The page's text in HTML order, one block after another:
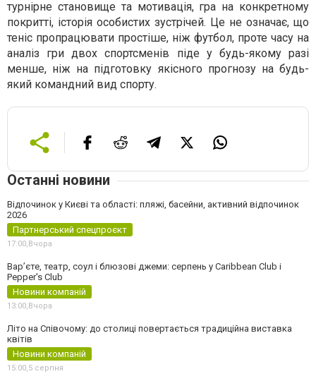
турнірне становище та мотивація, гра на конкретному
покритті, історія особистих зустрічей. Це не означає, що
теніс пропрацювати простіше, ніж футбол, проте часу на
аналіз гри двох спортсменів піде у будь-якому разі
менше, ніж на підготовку якісного прогнозу на будь-
який командний вид спорту.
Останні новини
Відпочинок у Києві та області: пляжі, басейни, активний відпочинок
2026
Партнерський спецпроєкт
17:00,Вчора
Вар’єте, театр, соул і блюзові джеми: серпень у Caribbean Club і
Pepper's Club
Новини компаній
13:00,Вчора
Літо на Співочому: до столиці повертається традиційна виставка
квітів
Новини компаній
15:00,5 серпня